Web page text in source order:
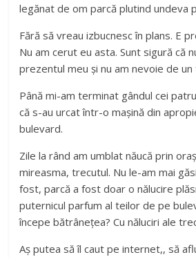
legănat de om parcă plutind undeva
Fără să vreau izbucnesc în plans. E
Nu am cerut eu asta. Sunt sigură că
prezentul meu și nu am nevoie de
Până mi-am terminat gândul cei
că s-au urcat într-o mașină din
bulevard.
Zile la rând am umblat năucă prin
mireasma, trecutul. Nu le-am mai
fost, parcă a fost doar o nălucire
puternicul parfum al teilor de pe
începe bătrânețea? Cu năluciri ale
Aș putea să îl caut pe internet,, să